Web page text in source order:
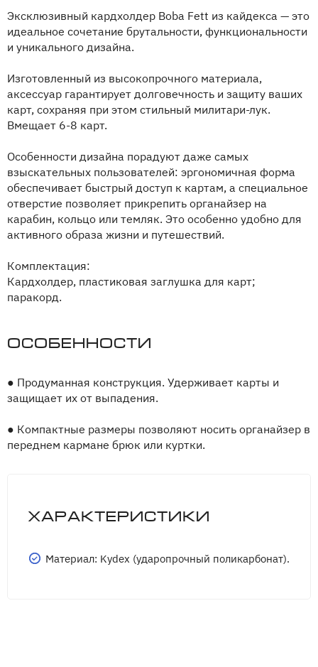
Эксклюзивный кардхолдер Boba Fett из кайдекса — это
идеальное сочетание брутальности, функциональности
и уникального дизайна.
Изготовленный из высокопрочного материала,
аксессуар гарантирует долговечность и защиту ваших
карт, сохраняя при этом стильный милитари-лук.
Вмещает 6-8 карт.
Особенности дизайна порадуют даже самых
взыскательных пользователей: эргономичная форма
обеспечивает быстрый доступ к картам, а специальное
отверстие позволяет прикрепить органайзер на
карабин, кольцо или темляк. Это особенно удобно для
активного образа жизни и путешествий.
Комплектация:
Кардхолдер, пластиковая заглушка для карт;
паракорд.
Особенности
● Продуманная конструкция. Удерживает карты и
защищает их от выпадения.
● Компактные размеры позволяют носить органайзер в
переднем кармане брюк или куртки.
Характеристики
Материал: Kydex (ударопрочный поликарбонат).